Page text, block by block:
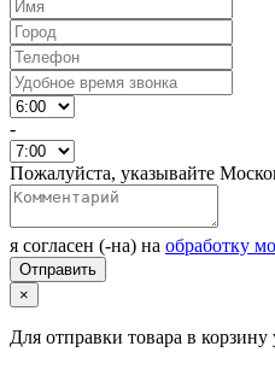
-
Пожалуйста, указывайте
я согласен (-на) на обработку
×
Для отправки товара в корзину